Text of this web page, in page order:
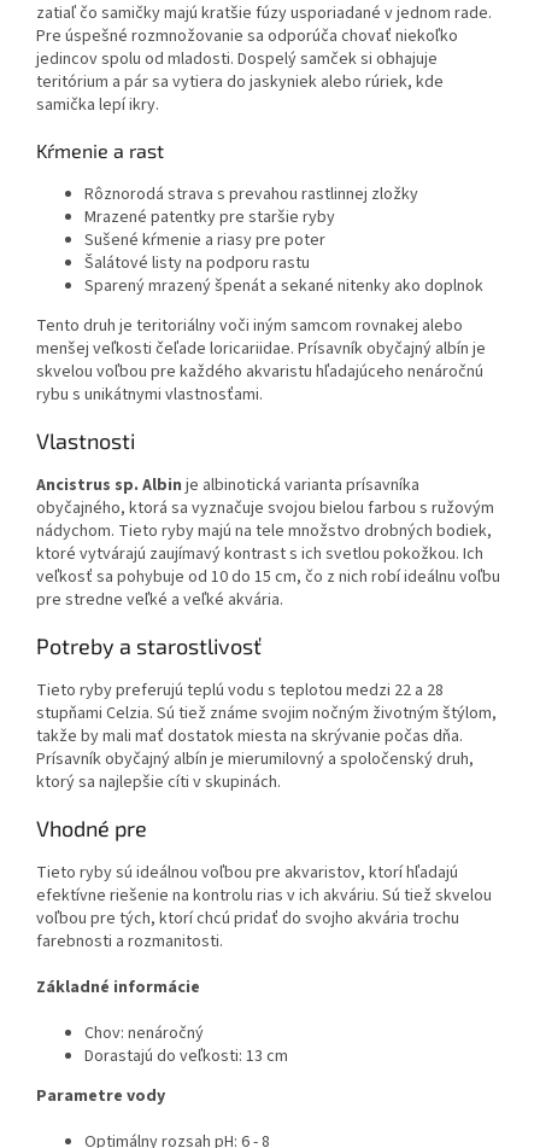
zatiaľ čo samičky majú kratšie fúzy usporiadané v jednom rade.
Pre úspešné rozmnožovanie sa odporúča chovať niekoľko
jedincov spolu od mladosti. Dospelý samček si obhajuje
teritórium a pár sa vytiera do jaskyniek alebo rúriek, kde
samička lepí ikry.
Kŕmenie a rast
Rôznorodá strava s prevahou rastlinnej zložky
Mrazené patentky pre staršie ryby
Sušené kŕmenie a riasy pre poter
Šalátové listy na podporu rastu
Sparený mrazený špenát a sekané nitenky ako doplnok
Tento druh je teritoriálny voči iným samcom rovnakej alebo
menšej veľkosti čeľade loricariidae. Prísavník obyčajný albín je
skvelou voľbou pre každého akvaristu hľadajúceho nenáročnú
rybu s unikátnymi vlastnosťami.
Vlastnosti
Ancistrus sp. Albin je albinotická varianta prísavníka
obyčajného, ktorá sa vyznačuje svojou bielou farbou s ružovým
nádychom. Tieto ryby majú na tele množstvo drobných bodiek,
ktoré vytvárajú zaujímavý kontrast s ich svetlou pokožkou. Ich
veľkosť sa pohybuje od 10 do 15 cm, čo z nich robí ideálnu voľbu
pre stredne veľké a veľké akvária.
Potreby a starostlivosť
Tieto ryby preferujú teplú vodu s teplotou medzi 22 a 28
stupňami Celzia. Sú tiež známe svojim nočným životným štýlom,
takže by mali mať dostatok miesta na skrývanie počas dňa.
Prísavník obyčajný albín je mierumilovný a spoločenský druh,
ktorý sa najlepšie cíti v skupinách.
Vhodné pre
Tieto ryby sú ideálnou voľbou pre akvaristov, ktorí hľadajú
efektívne riešenie na kontrolu rias v ich akváriu. Sú tiež skvelou
voľbou pre tých, ktorí chcú pridať do svojho akvária trochu
farebnosti a rozmanitosti.
Základné informácie
Chov: nenáročný
Dorastajú do veľkosti: 13 cm
Parametre vody
Optimálny rozsah pH: 6 - 8